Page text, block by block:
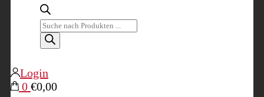
Products
search
Login
0 €0,00